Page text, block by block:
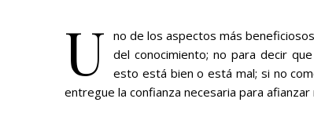
U no de los aspectos más
del conocimiento; no para decir
esto está bien o está mal; si no
entregue la confianza necesaria para